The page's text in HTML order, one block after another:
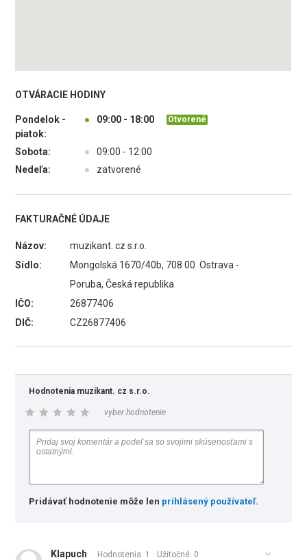
OTVÁRACIE HODINY
Pondelok -
piatok:
● 09:00 - 18:00 Otvorené
Sobota: ●
09:00 - 12:00
Nedeľa:
● zatvorené
FAKTURAČNÉ ÚDAJE
Názov:
muzikant. cz s.r.o.
Sídlo:
Mongolská 1670/40b, 708 00 Ostrava -
Poruba, Česká republika
IČO:
26877406
DIČ:
CZ26877406
Hodnotenia muzikant. cz s.r.o.
vyber hodnotenie
Pridávať hodnotenie môže len prihlásený používateľ.
Klapuch Hodnotenia: 1 Užitočné: 0